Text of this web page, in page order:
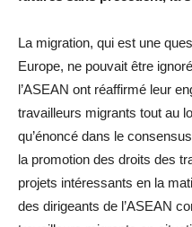
La migration, qui est une
Europe, ne pouvait être
l’ASEAN ont réaffirmé leur
travailleurs migrants tout au
qu’énoncé dans le
la promotion des droits des
projets intéressants en la
des dirigeants de l’ASEAN